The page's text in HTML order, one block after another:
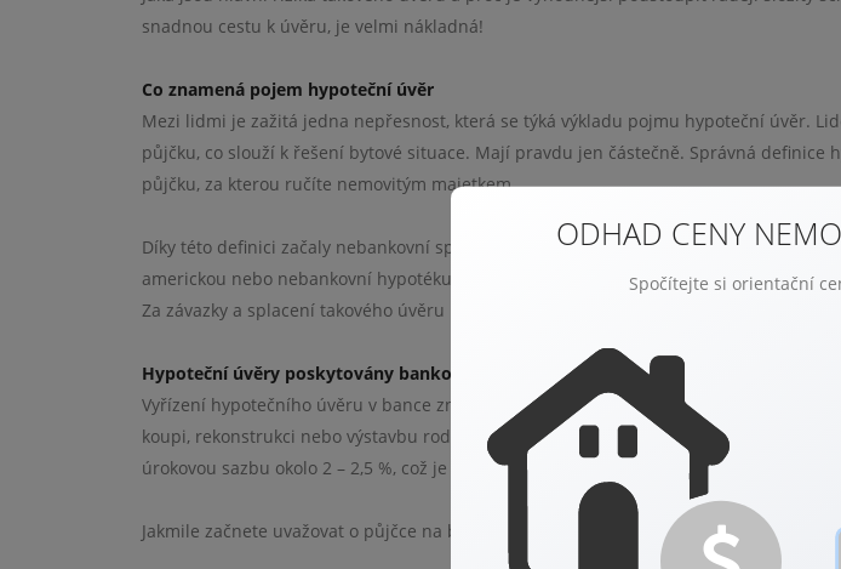
snadnou cestu k úvěru, je velmi nákladná!
Co znamená pojem hypoteční úvěr
Mezi lidmi je zažitá jedna nepřesnost, která se týká výkladu pojmu hypoteční úvěr.
půjčku, co slouží k řešení bytové situace. Mají pravdu jen částečně. Správná definice
půjčku, za kterou ručíte nemovitým majetkem.
Díky této definici začaly nebankovní společnosti ve velké míře nabízet půjčky, které
americkou nebo nebankovní hypotéku, vždy je to jen běžný spotřebitelský úvěr a
Za závazky a splacení takového úvěru ručíte zástavou nemovitosti.
Hypoteční úvěry poskytovány bankou
Vyřízení hypotečního úvěru v bance znamená, že musíte doložit účel čerpání peněz.
koupi, rekonstrukci nebo výstavbu rodinného domu. Zkrátka na to, abyste vyřešili
úrokovou sazbu okolo 2 – 2,5 %, což je velmi výhodná sazba. Úroky jsou dokonce nižší,
Jakmile začnete uvažovat o půjčce na bydlení, rozhodně by vaše kroky měly vést do
ODHAD CENY
Spočítejte si orientační